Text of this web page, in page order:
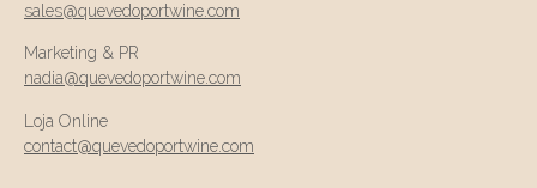
sales@quevedoportwine.com
Marketing & PR
nadia@quevedoportwine.com
Loja Online
contact@quevedoportwine.com